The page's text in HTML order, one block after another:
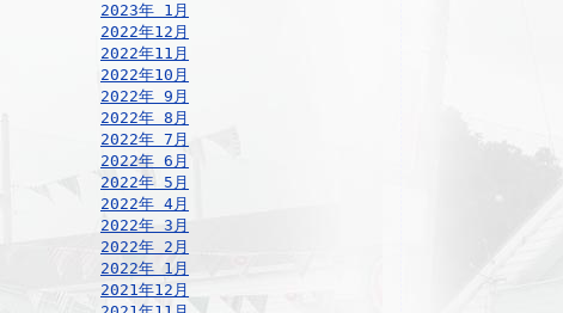
2023年 1月
2022年12月
2022年11月
2022年10月
2022年 9月
2022年 8月
2022年 7月
2022年 6月
2022年 5月
2022年 4月
2022年 3月
2022年 2月
2022年 1月
2021年12月